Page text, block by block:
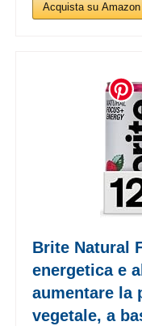
Acquista su Amazon
Brite Natural
energetica e
aumentare la
vegetale, a